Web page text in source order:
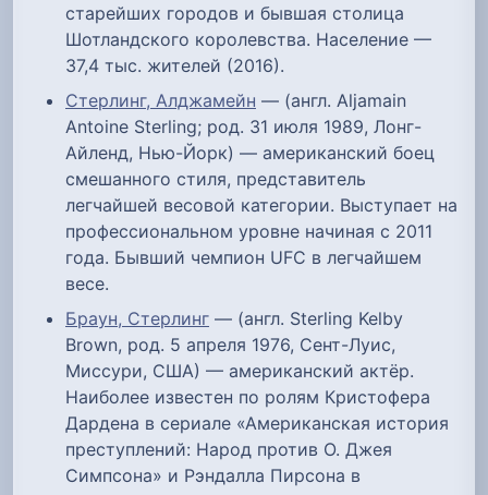
старейших городов и бывшая столица
Шотландского королевства. Население —
37,4 тыс. жителей (2016).
Стерлинг, Алджамейн — (англ. Aljamain
Antoine Sterling; род. 31 июля 1989, Лонг-
Айленд, Нью-Йорк) — американский боец
смешанного стиля, представитель
легчайшей весовой категории. Выступает на
профессиональном уровне начиная с 2011
года. Бывший чемпион UFC в легчайшем
весе.
Браун, Стерлинг — (англ. Sterling Kelby
Brown, род. 5 апреля 1976, Сент-Луис,
Миссури, США) — американский актёр.
Наиболее известен по ролям Кристофера
Дардена в сериале «Американская история
преступлений: Народ против О. Джея
Симпсона» и Рэндалла Пирсона в